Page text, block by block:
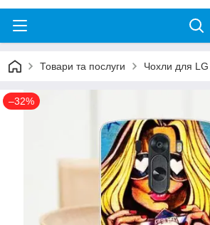
Товари та послуги Чохли для LG
–32%